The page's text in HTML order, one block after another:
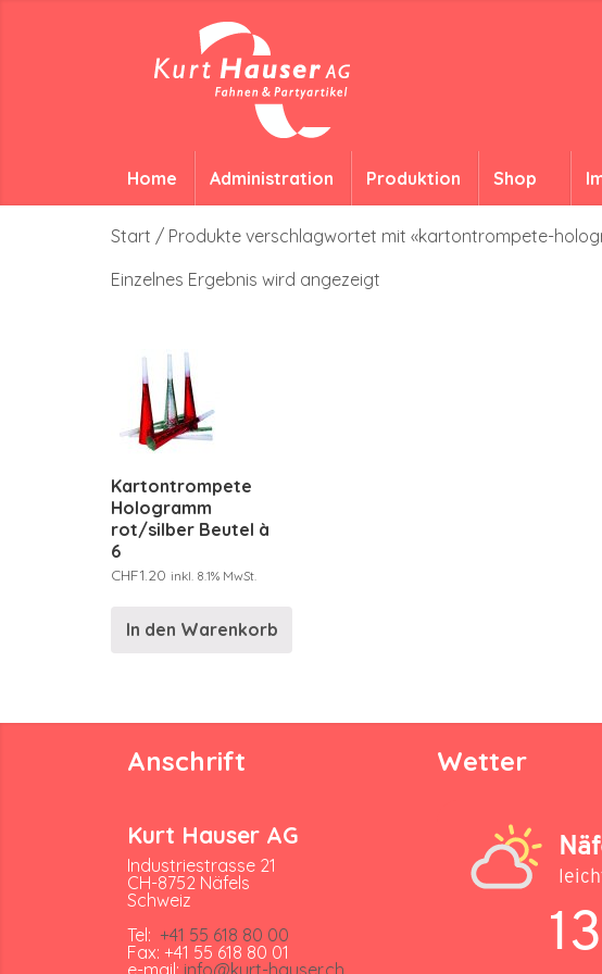
Home Administration Produktion Shop
Start / Produkte verschlagwortet mit «kartontrompete-
Einzelnes Ergebnis wird angezeigt
Kartontrompete
Hologramm
rot/silber Beutel à
6
CHF1.20 inkl. 8.1% MwSt.
In den Warenkorb
Anschrift
Kurt Hauser AG
Industriestrasse 21
CH-8752 Näfels
Schweiz
Tel: +41 55 618 80 00
Fax: +41 55 618 80 01
Wetter